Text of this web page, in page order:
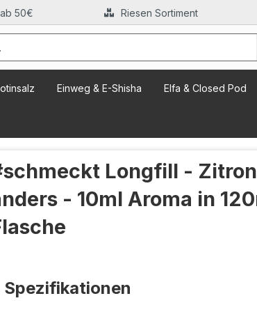
50€ Riesen Sortiment
Einweg & E-Shisha Elfa & Closed Pod
Longfill -
- 10ml Aroma in
Spezifikationen